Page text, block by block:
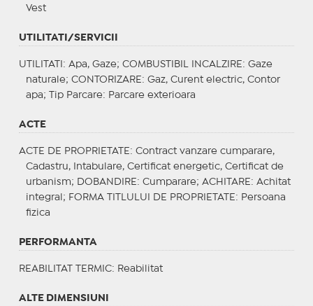
Vest
UTILITATI/SERVICII
UTILITATI : Apa, Gaze; COMBUSTIBIL INCALZIRE : Gaze
naturale; CONTORIZARE : Gaz, Curent electric, Contor
apa;
Tip Parcare: Parcare exterioara
ACTE
ACTE DE PROPRIETATE : Contract vanzare cumparare,
Cadastru, Intabulare, Certificat energetic, Certificat de
urbanism;
DOBANDIRE : Cumparare; ACHITARE : Achitat
integral; FORMA TITLULUI DE PROPRIETATE : Persoana
fizica
PERFORMANTA
REABILITAT TERMIC: Reabilitat
ALTE DIMENSIUNI